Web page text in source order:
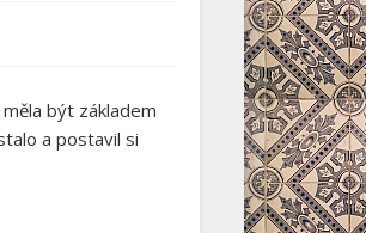
měla být základem
a postavil si